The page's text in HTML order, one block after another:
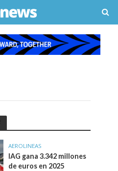
AEROLINEAS
IAG gana 3.342 millones
de euros en 2025